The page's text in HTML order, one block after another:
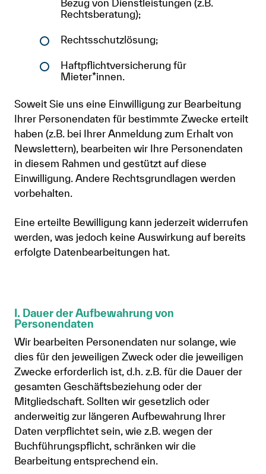
Bezug von Dienstleistungen (z.B.
Rechtsberatung);
Rechtsschutzlösung;
Haftpflichtversicherung für
Mieter*innen.
Soweit Sie uns eine Einwilligung zur Bearbeitung
Ihrer Personendaten für bestimmte Zwecke erteilt
haben (z.B. bei Ihrer Anmeldung zum Erhalt von
Newslettern), bearbeiten wir Ihre Personendaten
in diesem Rahmen und gestützt auf diese
Einwilligung. Andere Rechtsgrundlagen werden
vorbehalten.
Eine erteilte Bewilligung kann jederzeit widerrufen
werden, was jedoch keine Auswirkung auf bereits
erfolgte Datenbearbeitungen hat.
I. Dauer der Aufbewahrung von
Personendaten
Wir bearbeiten Personendaten nur solange, wie
dies für den jeweiligen Zweck oder die jeweiligen
Zwecke erforderlich ist, d.h. z.B. für die Dauer der
gesamten Geschäftsbeziehung oder der
Mitgliedschaft. Sollten wir gesetzlich oder
anderweitig zur längeren Aufbewahrung Ihrer
Daten verpflichtet sein, wie z.B. wegen der
Buchführungspflicht, schränken wir die
Bearbeitung entsprechend ein.